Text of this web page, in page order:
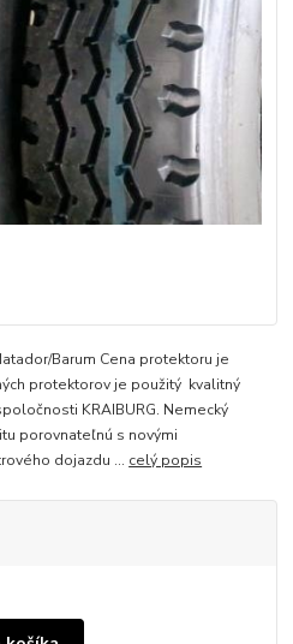
Barum Cena protektoru je
protektorov je použitý kvalitný
KRAIBURG. Nemecký
porovnateľnú s novými
dojazdu ... celý popis